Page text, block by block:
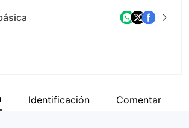
Identificación Comentar